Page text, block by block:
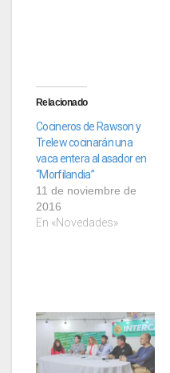
Relacionado
Cocineros de Rawson y
Trelew cocinarán una
vaca entera al asador en
“Morfilandia”
11 de noviembre de
2016
En «Novedades»